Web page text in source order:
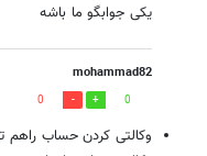
یکی جوابگو ما باشه
mohammad82
0
0
وکالتی کردن حساب راهم